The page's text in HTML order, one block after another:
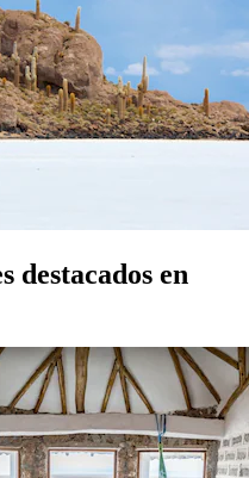
destacados en